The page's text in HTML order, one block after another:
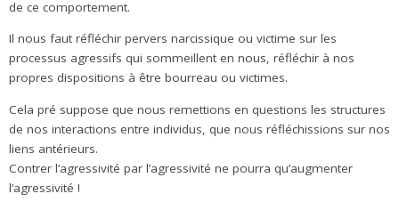
de ce comportement.
Il nous faut réfléchir pervers narcissique ou victime sur les
processus agressifs qui sommeillent en nous, réfléchir à nos
propres dispositions à être bourreau ou victimes.
Cela pré suppose que nous remettions en questions les structures
de nos interactions entre individus, que nous réfléchissions sur nos
liens antérieurs.
Contrer l’agressivité par l’agressivité ne pourra qu’augmenter
l’agressivité !